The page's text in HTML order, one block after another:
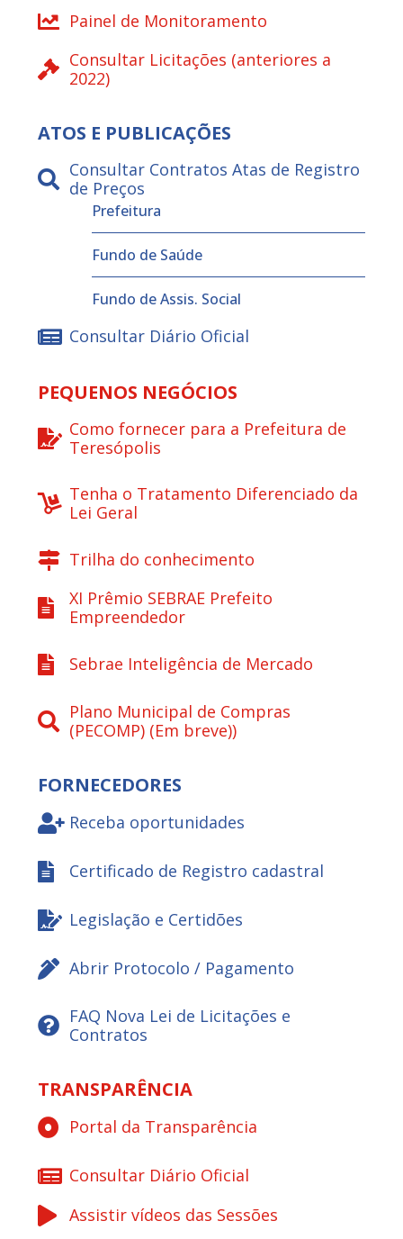
Painel de Monitoramento
Consultar Licitações (anteriores a
2022)
ATOS E PUBLICAÇÕES
Consultar Contratos Atas de Registro
de Preços
Prefeitura
Fundo de Saúde
Fundo de Assis. Social
Consultar Diário Oficial
PEQUENOS NEGÓCIOS
Como fornecer para a Prefeitura de
Teresópolis
Tenha o Tratamento Diferenciado da
Lei Geral
Trilha do conhecimento
XI Prêmio SEBRAE Prefeito
Empreendedor
Sebrae Inteligência de Mercado
Plano Municipal de Compras
(PECOMP) (Em breve))
FORNECEDORES
Receba oportunidades
Certificado de Registro cadastral
Legislação e Certidões
Abrir Protocolo / Pagamento
FAQ Nova Lei de Licitações e
Contratos
TRANSPARÊNCIA
Portal da Transparência
Consultar Diário Oficial
Assistir vídeos das Sessões